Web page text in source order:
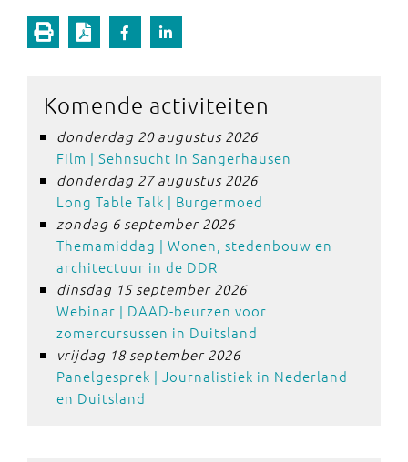
Komende activiteiten
donderdag 20 augustus 2026
Film | Sehnsucht in Sangerhausen
donderdag 27 augustus 2026
Long Table Talk | Burgermoed
zondag 6 september 2026
Themamiddag | Wonen, stedenbouw en
architectuur in de DDR
dinsdag 15 september 2026
Webinar | DAAD-beurzen voor
zomercursussen in Duitsland
vrijdag 18 september 2026
Panelgesprek | Journalistiek in Nederland
en Duitsland